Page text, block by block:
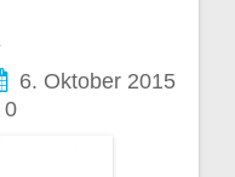
6. Oktober 2015
0